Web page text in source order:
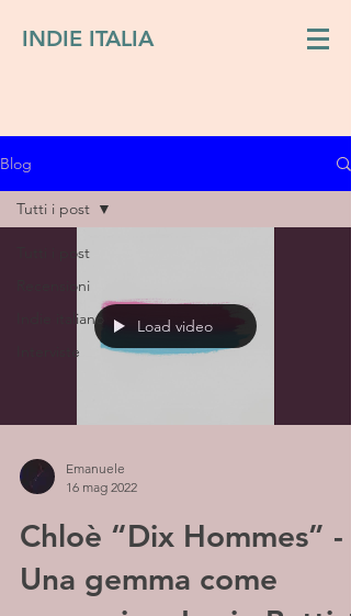
INDIE ITALIA
Blog
Tutti i post
Recensioni
Indie italiano
Interviste
Tutti i post
Load video
Emanuele
16 mag 2022
Chloè “Dix Hommes” -
Una gemma come